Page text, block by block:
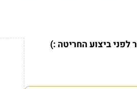
ביצוע החריטה :)